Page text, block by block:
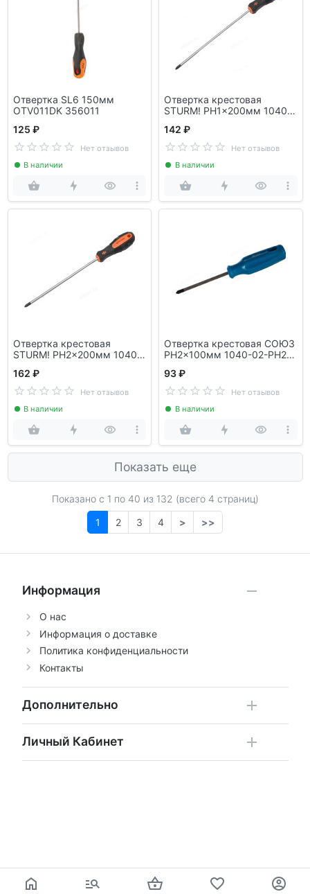
Отвертка SL6 150мм
OTV011DK 356011
125 ₽
Нет отзывов
В наличии
Отвертка крестовая
STURM! PH1x200мм 1040-
142 ₽
Нет отзывов
В наличии
Отвертка крестовая
STURM! PH2x200мм 1040-
162 ₽
Нет отзывов
В наличии
Отвертка крестовая СОЮЗ
PH2x100мм 1040-02-PH2-
93 ₽
Нет отзывов
В наличии
Показать еще
Показано с 1 по 40 из 132 (всего 4 страниц)
1
2 3 4 > >>
Информация
О нас
Информация о доставке
Политика конфиденциальности
Контакты
Дополнительно
Личный Кабинет